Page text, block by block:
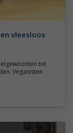
vleesloos
tot
Veganisten